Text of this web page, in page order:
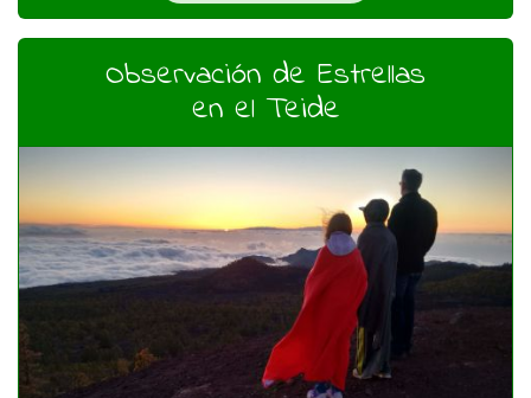
Observación de Estrellas
en el Teide